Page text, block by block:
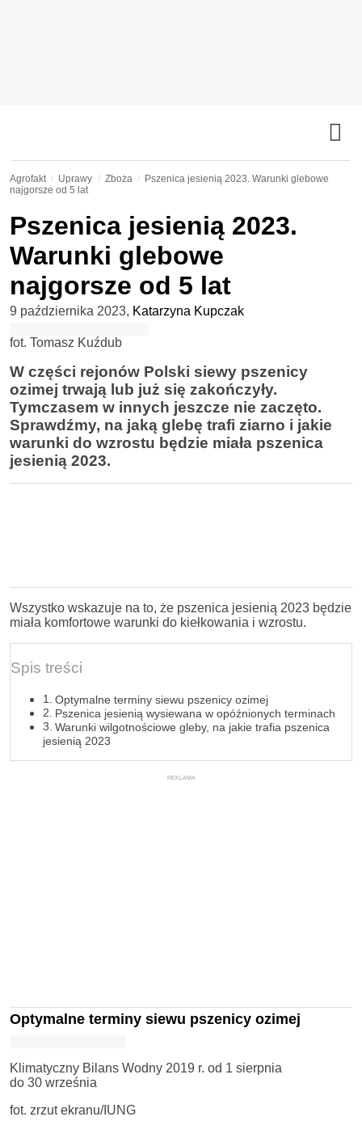
Agrofakt Uprawy Zboża
Pszenica jesienią 2023. Warunki glebowe
najgorsze od 5 lat
Pszenica jesienią 2023.
Warunki glebowe
najgorsze od 5 lat
9 października 2023, Katarzyna Kupczak
fot. Tomasz Kuźdub
W części rejonów Polski siewy pszenicy
ozimej trwają lub już się zakończyły.
Tymczasem w innych jeszcze nie zaczęto.
Sprawdźmy, na jaką glebę trafi ziarno i jakie
warunki do wzrostu będzie miała pszenica
jesienią 2023.
Wszystko wskazuje na to, że pszenica jesienią 2023 będzie
miała komfortowe warunki do kiełkowania i wzrostu.
Spis treści
Optymalne terminy siewu pszenicy ozimej
Pszenica jesienią wysiewana w opóźnionych terminach
Warunki wilgotnościowe gleby, na jakie trafia pszenica
jesienią 2023
REKLAMA
Optymalne terminy siewu pszenicy ozimej
Klimatyczny Bilans Wodny 2019 r. od 1 sierpnia
do 30 września
fot. zrzut ekranu/IUNG